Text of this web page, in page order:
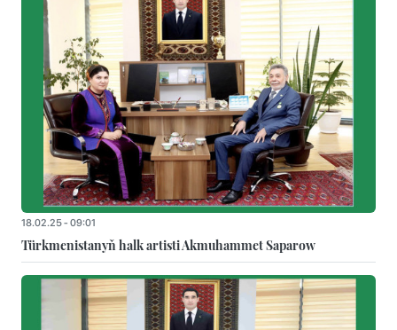
18.02.25 - 09:01
Türkmenistanyň halk artisti Akmuhammet Saparow